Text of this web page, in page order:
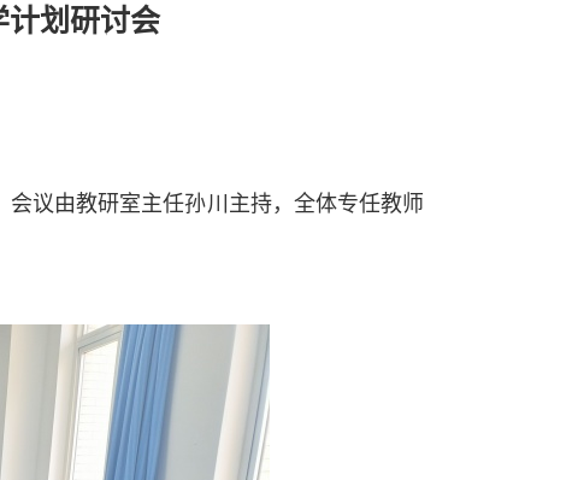
计划研讨会
议由教研室主任孙川主持，全体专任教师